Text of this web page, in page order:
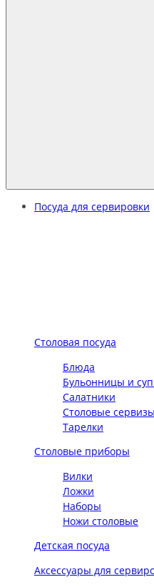
Посуда для сервировки
Столовая посуда
Блюда
Бульонницы и
Салатники
Столовые сервизы
Тарелки
Столовые приборы
Вилки
Ложки
Наборы
Ножи столовые
Детская посуда
Аксессуары для